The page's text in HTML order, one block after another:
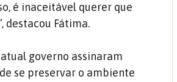
é inaceitável querer que
destacou Fátima.
governo assinaram
se preservar o ambiente